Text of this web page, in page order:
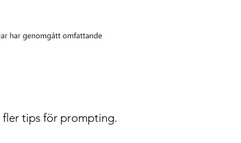
fler tips för prompting.